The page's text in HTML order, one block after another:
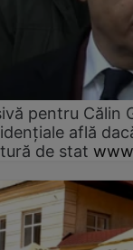
pentru Călin
află
de stat